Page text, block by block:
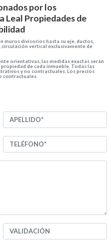
por los
Leal Propiedades de
muros divisorios hasta su eje, ductos,
vertical exclusivamente de
orientativas, las medidas exactas serán
de cada inmueble. Todas las
y no contractuales. Los precios
contractuales.